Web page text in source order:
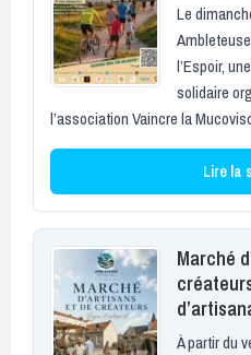
Le
l’Espoir,
solidaire
l’association Vaincre la
Lire la
Marché
À partir du